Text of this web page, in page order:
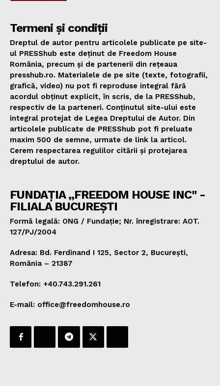
Termeni și condiții
Dreptul de autor pentru articolele publicate pe site-
ul PRESShub este deținut de Freedom House
România, precum și de partenerii din rețeaua
presshub.ro. Materialele de pe site (texte, fotografii,
grafică, video) nu pot fi reproduse integral fără
acordul obținut explicit, în scris, de la PRESShub,
respectiv de la parteneri. Conținutul site-ului este
integral protejat de Legea Dreptului de Autor. Din
articolele publicate de PRESShub pot fi preluate
maxim 500 de semne, urmate de link la articol.
Cerem respectarea regulilor citării și protejarea
dreptului de autor.
FUNDAȚIA „FREEDOM HOUSE INC" -
FILIALA BUCUREȘTI
Formă legală: ONG / Fundație; Nr. înregistrare: AOT.
127/PJ/2004
Adresa: Bd. Ferdinand I 125, Sector 2, București,
România – 21387
Telefon: +40.743.291.261
E-mail: office@freedomhouse.ro